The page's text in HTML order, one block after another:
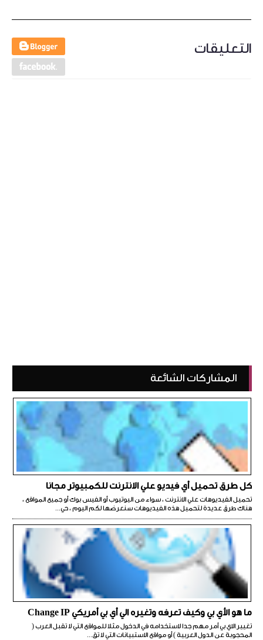
التعليقات
المشاركات الشائعة
كل طرق تحميل أي فيديو علي الانترنت للكمبيوتر مجانا
تحميل الفيديوهات علي الانترنت ، سواء من اليوتيوب أو الفيس بوك أو جميع المواقع ،
هناك طرق عديدة لتحميل هذه الفيديوهات سنعرضها لكم اليوم ، حي...
ما هو الأي بي وكيف تعرفه وتغيره الي أي بي أمريكي Change IP
تغيير الاي بي أمر مهم جدا لاستخدامه في الدخول مثلا للمواقع التي لا تقبل العرب (
المحجوبة عن الدول العربية ) أو مواقع الاستبيانات التي لا تق...